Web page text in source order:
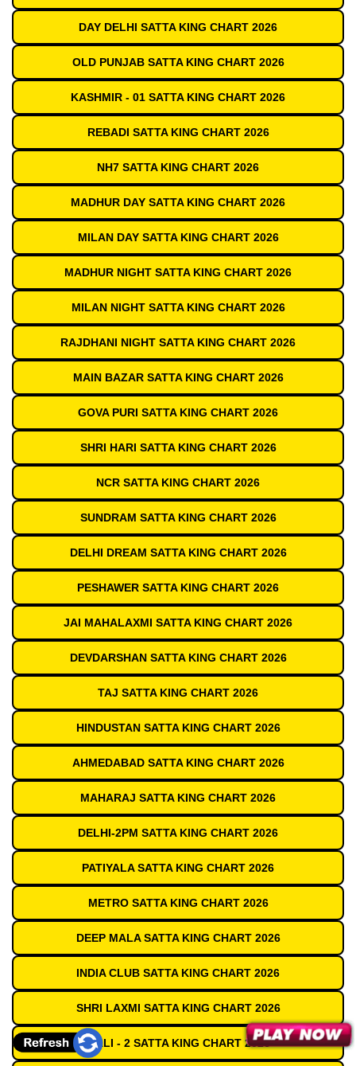
DAY DELHI SATTA KING CHART 2026
OLD PUNJAB SATTA KING CHART 2026
KASHMIR - 01 SATTA KING CHART 2026
REBADI SATTA KING CHART 2026
NH7 SATTA KING CHART 2026
MADHUR DAY SATTA KING CHART 2026
MILAN DAY SATTA KING CHART 2026
MADHUR NIGHT SATTA KING CHART 2026
MILAN NIGHT SATTA KING CHART 2026
RAJDHANI NIGHT SATTA KING CHART 2026
MAIN BAZAR SATTA KING CHART 2026
GOVA PURI SATTA KING CHART 2026
SHRI HARI SATTA KING CHART 2026
NCR SATTA KING CHART 2026
SUNDRAM SATTA KING CHART 2026
DELHI DREAM SATTA KING CHART 2026
PESHAWER SATTA KING CHART 2026
JAI MAHALAXMI SATTA KING CHART 2026
DEVDARSHAN SATTA KING CHART 2026
TAJ SATTA KING CHART 2026
HINDUSTAN SATTA KING CHART 2026
AHMEDABAD SATTA KING CHART 2026
MAHARAJ SATTA KING CHART 2026
DELHI-2PM SATTA KING CHART 2026
PATIYALA SATTA KING CHART 2026
METRO SATTA KING CHART 2026
DEEP MALA SATTA KING CHART 2026
INDIA CLUB SATTA KING CHART 2026
SHRI LAXMI SATTA KING CHART 2026
GALI - 2 SATTA KING CHART 2026